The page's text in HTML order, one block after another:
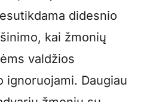
didesnio
kai žmonių
valdžios
ignoruojami. Daugiau